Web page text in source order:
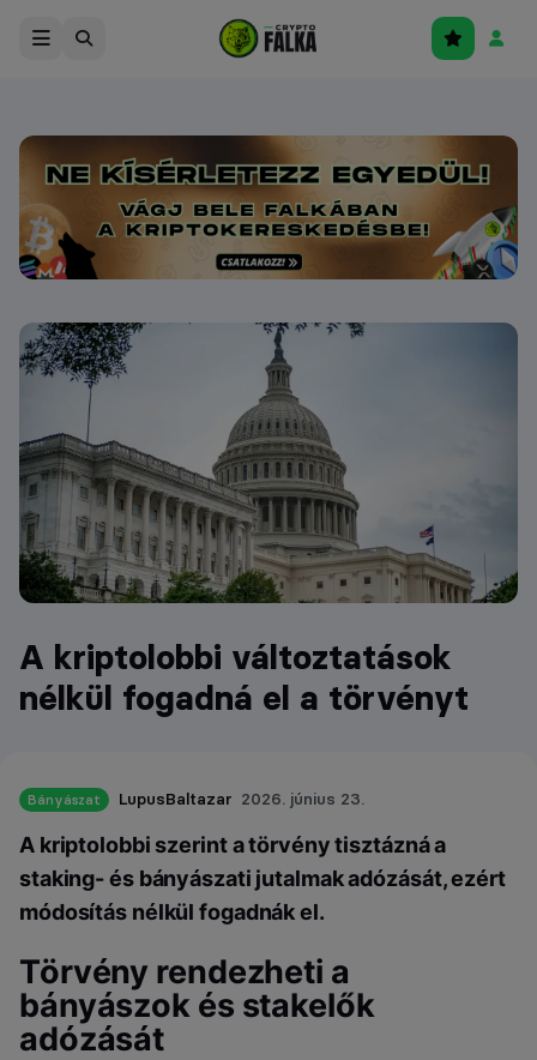
A kriptolobbi változtatások
nélkül fogadná el a törvényt
Bányászat LupusBaltazar 2026. június 23.
A kriptolobbi szerint a törvény tisztázná a
staking- és bányászati jutalmak adózását, ezért
módosítás nélkül fogadnák el.
Törvény rendezheti a
bányászok és stakelők
adózását